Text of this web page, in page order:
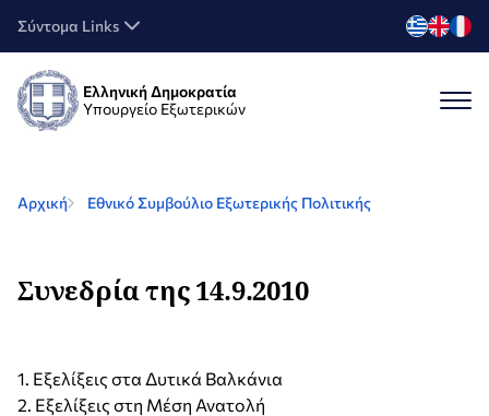
Σύντομα Links
Ελληνική Δημοκρατία
Υπουργείο Εξωτερικών
Αρχική Εθνικό Συμβούλιο Εξωτερικής Πολιτικής
Συνεδρία της 14.9.2010
1. Εξελίξεις στα Δυτικά Βαλκάνια
2. Εξελίξεις στη Μέση Ανατολή